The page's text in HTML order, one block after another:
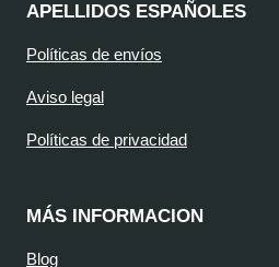
APELLIDOS ESPAÑOLES
Políticas de envíos
Aviso legal
Políticas de privacidad
MÁS INFORMACION
Blog